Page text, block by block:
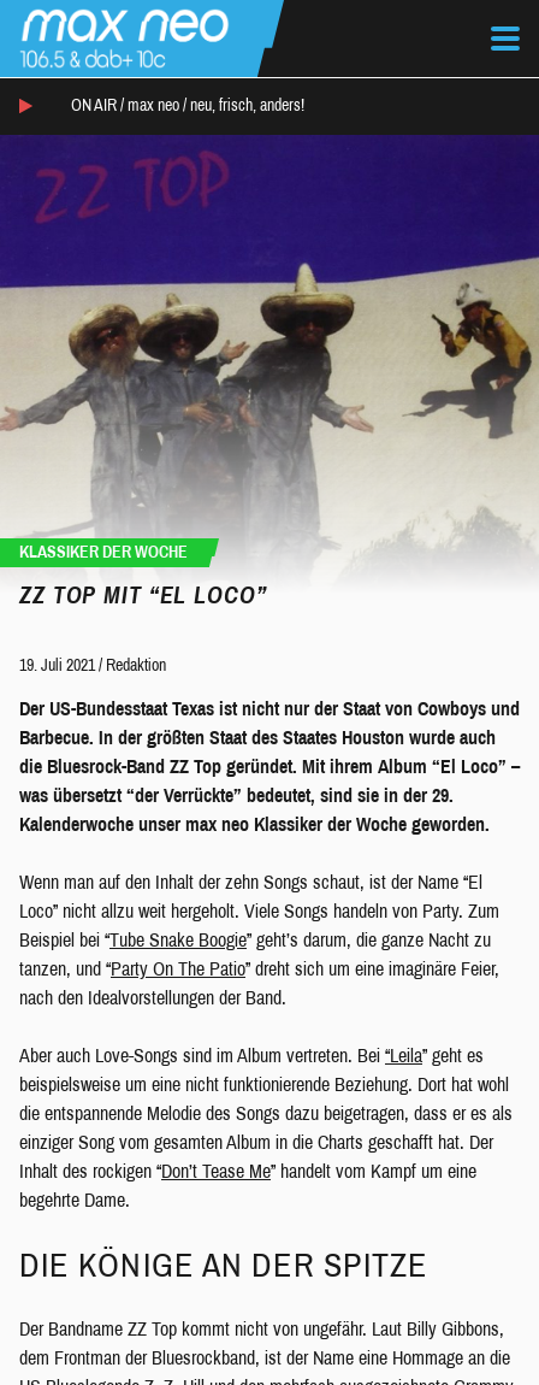
ON AIR / max neo / neu, frisch, anders!
KLASSIKER DER WOCHE
ZZ TOP MIT “EL LOCO”
19. Juli 2021/ Redaktion
Der US-Bundesstaat Texas ist nicht nur der Staat von Cowboys und
Barbecue. In der größten Staat des Staates Houston wurde auch
die Bluesrock-Band ZZ Top geründet. Mit ihrem Album “El Loco” –
was übersetzt “der Verrückte” bedeutet, sind sie in der 29.
Kalenderwoche unser max neo Klassiker der Woche geworden.
Wenn man auf den Inhalt der zehn Songs schaut, ist der Name “El
Loco” nicht allzu weit hergeholt. Viele Songs handeln von Party. Zum
Beispiel bei “Tube Snake Boogie” geht’s darum, die ganze Nacht zu
tanzen, und “Party On The Patio” dreht sich um eine imaginäre Feier,
nach den Idealvorstellungen der Band.
Aber auch Love-Songs sind im Album vertreten. Bei “Leila” geht es
beispielsweise um eine nicht funktionierende Beziehung. Dort hat wohl
die entspannende Melodie des Songs dazu beigetragen, dass er es als
einziger Song vom gesamten Album in die Charts geschafft hat. Der
Inhalt des rockigen “Don’t Tease Me” handelt vom Kampf um eine
begehrte Dame.
DIE KÖNIGE AN DER SPITZE
Der Bandname ZZ Top kommt nicht von ungefähr. Laut Billy Gibbons,
dem Frontman der Bluesrockband, ist der Name eine Hommage an die